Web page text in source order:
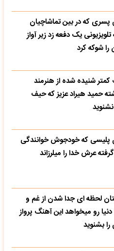
که در بین تماشاچیان
تلویزیونی یک دفعه زد زیر آواز
را شوکه کرد
شنیده شده از هنرمند
حمید هیراد عزیز که حیف
پلیسی که خودجوش خوانندگی
گرفته عرش خدا را میلرزاند
لحظه ای جدا شدن از غم و
دنیا رو میخواهد این آهنگ پرواز
بشنوید